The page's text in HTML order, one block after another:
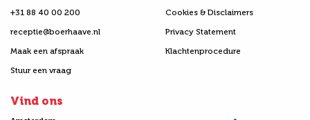
+31 88 40 00 200
receptie@boerhaave.nl
Maak een afspraak
Stuur een vraag
Cookies & Disclaimers
Privacy Statement
Klachtenprocedure
Vind ons